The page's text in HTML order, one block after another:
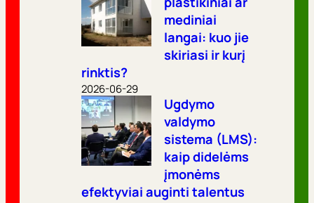
mediniai
langai: kuo jie
skiriasi ir kurį
rinktis?
2026-06-29
Ugdymo
valdymo
sistema (LMS):
kaip didelėms
įmonėms
efektyviai auginti talentus